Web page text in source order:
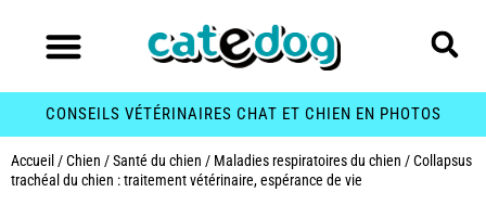
CONSEILS VÉTÉRINAIRES CHAT ET CHIEN EN PHOTOS
Accueil /Chien /Santé du chien / Maladies respiratoires du chien /Collapsus
trachéal du chien : traitement vétérinaire, espérance de vie